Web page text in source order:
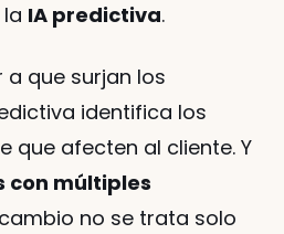
IA predictiva.
a que surjan los
identifica los
que afecten al cliente. Y
con múltiples
no se trata solo